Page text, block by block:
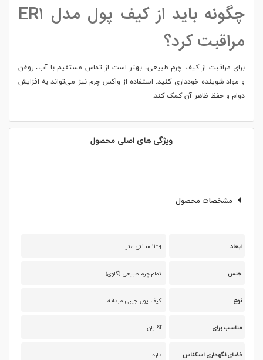
چگونه باید از کیف پول مدل ER۱
مراقبت کرد؟
برای مراقبت از کیف چرم طبیعی، بهتر است از تماس مستقیم با آب، روغن
و مواد شوینده خودداری کنید. استفاده از واکس چرم نیز می‌تواند به افزایش
دوام و حفظ ظاهر آن کمک کند.
ویژگی های اصلی محصول
مشخصات محصول
ابعاد
جنس تمام چرم طبیعی (گاوی)
نوع کیف پول جیبی مردانه
مناسب برای آقایان
فضای نگهداری اسکناس دارد